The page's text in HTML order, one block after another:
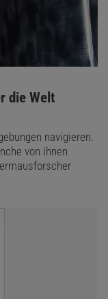
die Welt
navigieren.
von ihnen